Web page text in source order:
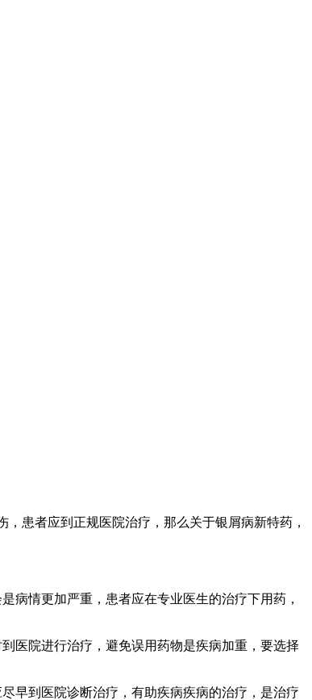
患者应到正规医院治疗，那么关于银屑病新特药，
病情更加严重，患者应在专业医生的治疗下用药，
医院进行治疗，避免误用药物是疾病加重，要选择
早到医院诊断治疗，有助疾病疾病的治疗，是治疗